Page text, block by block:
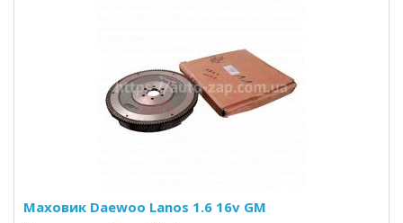
Маховик Daewoo Lanos 1.6 16v GM